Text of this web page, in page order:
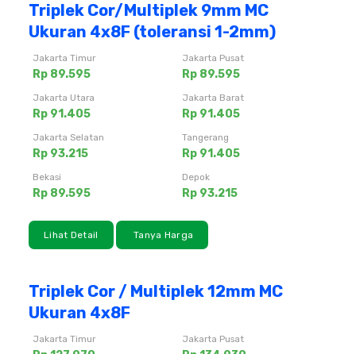
Triplek Cor/Multiplek 9mm MC
Ukuran 4x8F (toleransi 1-2mm)
Jakarta Timur
Rp 89.595
Jakarta Pusat
Rp 89.595
Jakarta Utara
Rp 91.405
Jakarta Barat
Rp 91.405
Jakarta Selatan
Rp 93.215
Tangerang
Rp 91.405
Bekasi
Rp 89.595
Depok
Rp 93.215
Lihat Detail Tanya Harga
Triplek Cor / Multiplek 12mm MC
Ukuran 4x8F
Jakarta Timur Jakarta Pusat